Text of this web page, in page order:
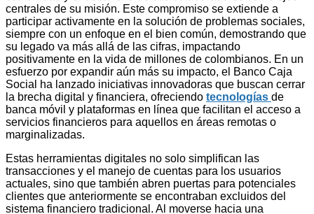
centrales de su misión. Este compromiso se extiende a
participar activamente en la solución de problemas sociales,
siempre con un enfoque en el bien común, demostrando que
su legado va más allá de las cifras, impactando
positivamente en la vida de millones de colombianos. En un
esfuerzo por expandir aún más su impacto, el Banco Caja
Social ha lanzado iniciativas innovadoras que buscan cerrar
la brecha digital y financiera, ofreciendo tecnologías de
banca móvil y plataformas en línea que facilitan el acceso a
servicios financieros para aquellos en áreas remotas o
marginalizadas.
Estas herramientas digitales no solo simplifican las
transacciones y el manejo de cuentas para los usuarios
actuales, sino que también abren puertas para potenciales
clientes que anteriormente se encontraban excluidos del
sistema financiero tradicional. Al moverse hacia una